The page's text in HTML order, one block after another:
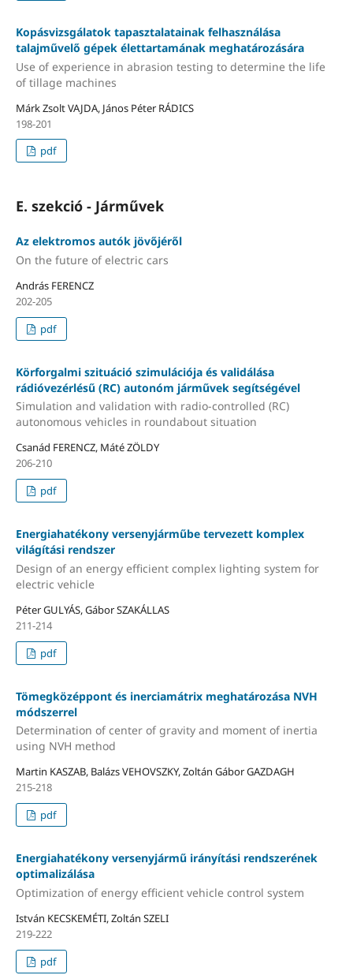
Kopásvizsgálatok tapasztalatainak felhasználása
talajművelő gépek élettartamának meghatározására
Use of experience in abrasion testing to determine the life
of tillage machines
Márk Zsolt VAJDA, János Péter RÁDICS
198-201
pdf
E. szekció - Járművek
Az elektromos autók jövőjéről
On the future of electric cars
András FERENCZ
202-205
pdf
Körforgalmi szituáció szimulációja és validálása
rádióvezérlésű (RC) autonóm járművek segítségével
Simulation and validation with radio-controlled (RC)
autonomous vehicles in roundabout situation
Csanád FERENCZ, Máté ZÖLDY
206-210
pdf
Energiahatékony versenyjárműbe tervezett komplex
világítási rendszer
Design of an energy efficient complex lighting system for
electric vehicle
Péter GULYÁS, Gábor SZAKÁLLAS
211-214
pdf
Tömegközéppont és inerciamátrix meghatározása NVH
módszerrel
Determination of center of gravity and moment of inertia
using NVH method
Martin KASZAB, Balázs VEHOVSZKY, Zoltán Gábor GAZDAGH
215-218
pdf
Energiahatékony versenyjármű irányítási rendszerének
optimalizálása
Optimization of energy efficient vehicle control system
István KECSKEMÉTI, Zoltán SZELI
219-222
pdf